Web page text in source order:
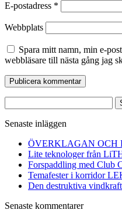
E-postadress *
Webbplats
Spara mitt namn, min e-
webbläsare till nästa gång jag
efter:
Senaste inläggen
ÖVERKLAGAN OCH
Lite teknologer från
Forspaddling med Club
Temafester i korridor
Den destruktiva
Senaste kommentarer